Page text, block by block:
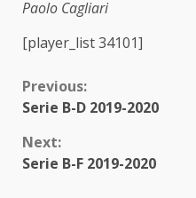
Paolo Cagliari
[player_list 34101]
Continue
Previous:
Serie B-D 2019-2020
Next:
Serie B-F 2019-2020